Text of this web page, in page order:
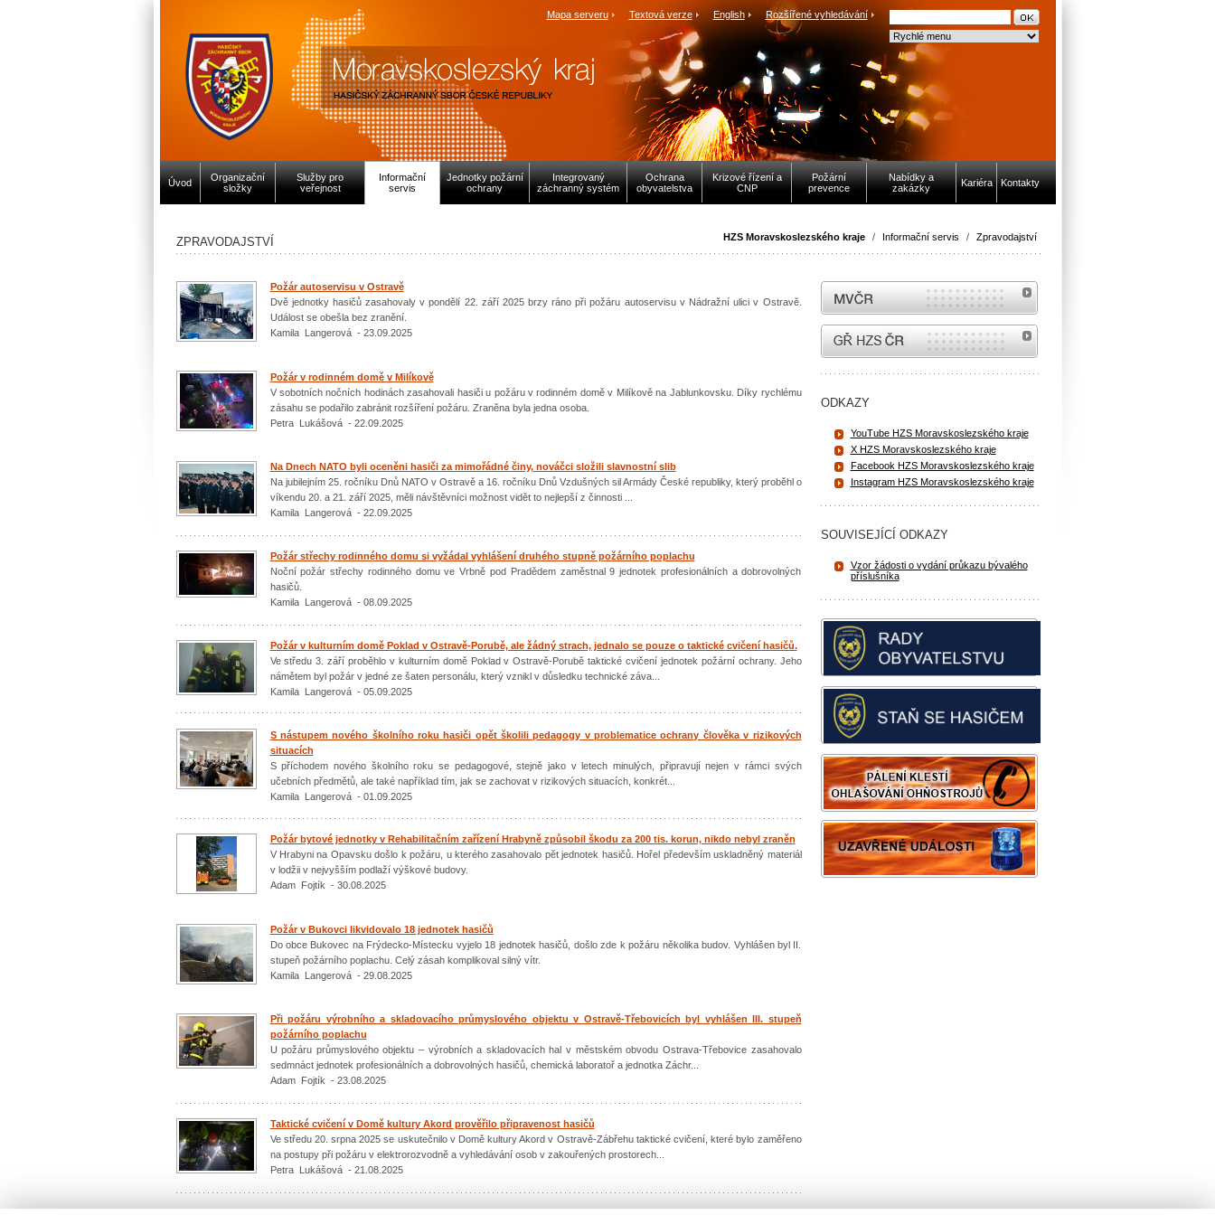
Mapa serveru Textová verze English Rozšířené vyhledávání
Úvod
Organizační
složky
Služby pro
veřejnost
Informační
servis
Jednotky požární
ochrany
Integrovaný
záchranný systém
Ochrana
obyvatelstva
Krizové řízení a
CNP
Požární
prevence
Nabídky a
zakázky
Kariéra Kontakty
HZS Moravskoslezského kraje / Informační servis / Zpravodajství
ZPRAVODAJSTVÍ
Požár autoservisu v Ostravě
Dvě jednotky hasičů zasahovaly v pondělí 22. září 2025 brzy ráno při požáru autoservisu v Nádražní ulici v Ostravě.
Událost se obešla bez zranění.
Kamila Langerová - 23.09.2025
Požár v rodinném domě v Milíkově
V sobotních nočních hodinách zasahovali hasiči u požáru v rodinném domě v Milíkově na Jablunkovsku. Díky rychlému
zásahu se podařilo zabránit rozšíření požáru. Zraněna byla jedna osoba.
Petra Lukášová - 22.09.2025
Na Dnech NATO byli oceněni hasiči za mimořádné činy, nováčci složili slavnostní slib
Na jubilejním 25. ročníku Dnů NATO v Ostravě a 16. ročníku Dnů Vzdušných sil Armády České republiky, který proběhl o
víkendu 20. a 21. září 2025, měli návštěvníci možnost vidět to nejlepší z činnosti ...
Kamila Langerová - 22.09.2025
Požár střechy rodinného domu si vyžádal vyhlášení druhého stupně požárního poplachu
Noční požár střechy rodinného domu ve Vrbně pod Pradědem zaměstnal 9 jednotek profesionálních a dobrovolných
hasičů.
Kamila Langerová - 08.09.2025
Požár v kulturním domě Poklad v Ostravě-Porubě, ale žádný strach, jednalo se pouze o taktické cvičení hasičů.
Ve středu 3. září proběhlo v kulturním domě Poklad v Ostravě-Porubě taktické cvičení jednotek požární ochrany. Jeho
námětem byl požár v jedné ze šaten personálu, který vznikl v důsledku technické záva...
Kamila Langerová - 05.09.2025
S nástupem nového školního roku hasiči opět školili pedagogy v problematice ochrany člověka v rizikových
situacích
S příchodem nového školního roku se pedagogové, stejně jako v letech minulých, připravují nejen v rámci svých
učebních předmětů, ale také například tím, jak se zachovat v rizikových situacích, konkrét...
Kamila Langerová - 01.09.2025
Požár bytové jednotky v Rehabilitačním zařízení Hrabyně způsobil škodu za 200 tis. korun, nikdo nebyl zraněn
V Hrabyni na Opavsku došlo k požáru, u kterého zasahovalo pět jednotek hasičů. Hořel především uskladněný materiál
v lodžii v nejvyšším podlaží výškové budovy.
Adam Fojtík - 30.08.2025
Požár v Bukovci likvidovalo 18 jednotek hasičů
Do obce Bukovec na Frýdecko-Místecku vyjelo 18 jednotek hasičů, došlo zde k požáru několika budov. Vyhlášen byl II.
stupeň požárního poplachu. Celý zásah komplikoval silný vítr.
Kamila Langerová - 29.08.2025
Při požáru výrobního a skladovacího průmyslového objektu v Ostravě-Třebovicích byl vyhlášen III. stupeň
požárního poplachu
U požáru průmyslového objektu – výrobních a skladovacích hal v městském obvodu Ostrava-Třebovice zasahovalo
sedmnáct jednotek profesionálních a dobrovolných hasičů, chemická laboratoř a jednotka Záchr...
Adam Fojtík - 23.08.2025
Taktické cvičení v Domě kultury Akord prověřilo připravenost hasičů
Ve středu 20. srpna 2025 se uskutečnilo v Domě kultury Akord v Ostravě-Zábřehu taktické cvičení, které bylo zaměřeno
na postupy při požáru v elektrorozvodně a vyhledávání osob v zakouřených prostorech...
Petra Lukášová - 21.08.2025
MVČR
internetové stránky Hasiči ČR
ODKAZY
YouTube HZS Moravskoslezského kraje
X HZS Moravskoslezského kraje
Facebook HZS Moravskoslezského kraje
Instagram HZS Moravskoslezského kraje
SOUVISEJÍCÍ ODKAZY
Vzor žádosti o vydání průkazu bývalého
příslušníka